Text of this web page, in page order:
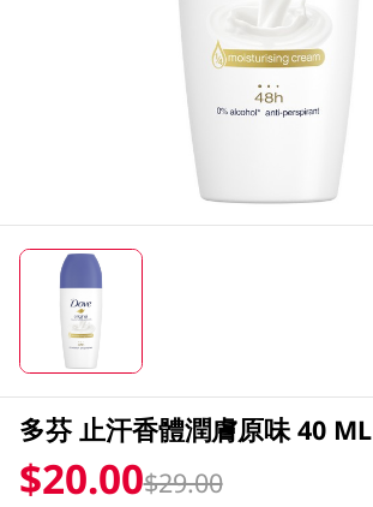
多芬 止汗香體潤膚原味 40 ML
$20.00$29.00